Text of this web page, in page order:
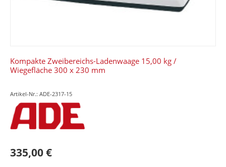
Kompakte Zweibereichs-Ladenwaage 15,00 kg /
Wiegefläche 300 x 230 mm
Artikel-Nr.: ADE-2317-15
335,00 €